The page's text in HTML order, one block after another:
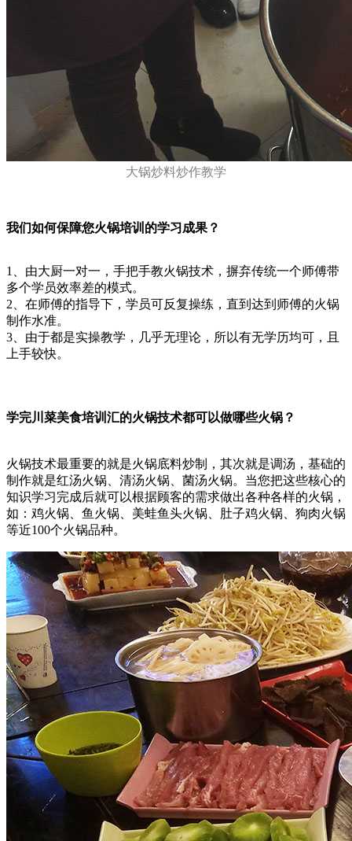
大锅炒料炒作教学
我们如何保障您火锅培训的学习成果？
1、由大厨一对一，手把手教火锅技术，摒弃传统一个师傅带
多个学员效率差的模式。
2、在师傅的指导下，学员可反复操练，直到达到师傅的火锅
制作水准。
3、由于都是实操教学，几乎无理论，所以有无学历均可，且
上手较快。
学完川菜美食培训汇的火锅技术都可以做哪些火锅？
火锅技术最重要的就是火锅底料炒制，其次就是调汤，基础的
制作就是红汤火锅、清汤火锅、菌汤火锅。当您把这些核心的
知识学习完成后就可以根据顾客的需求做出各种各样的火锅，
如：鸡火锅、鱼火锅、美蛙鱼头火锅、肚子鸡火锅、狗肉火锅
等近100个火锅品种。